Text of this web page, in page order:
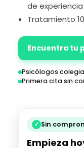
de experiencia
Tratamiento
Encuentra tu
Psicólogos
Primera cita sin
✓ Sin
Empieza